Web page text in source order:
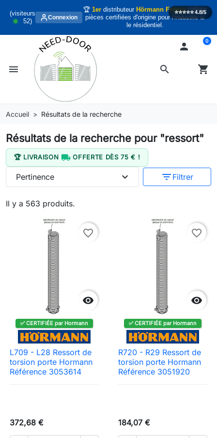
(visiteurs
52)
Connexion
🏆 1erdistributeur Hörmann Francehabitat
pièces certifiées d'origine pour l'industrie &
le résidentiel.
⭐️⭐️⭐️⭐️⭐️4.8/5
search
menu

shopping_cart
0
Accueil Résultats de la recherche
Résultats de la recherche pour "ressort"
🏆 LIVRAISON OFFERTE DÈS 75 € !
Il y a 563 produits.
Pertinence expand_more filter_list Filtrer

favorite_border
✅ CERTIFIÉE par Hormann
L709 - L28 Ressort de
torsion porte Hormann
Référence 3053614
372,68 €

favorite_border
✅ CERTIFIÉE par Hormann
R720 - R29 Ressort de
torsion porte Hormann
Référence 3051920
184,07 €